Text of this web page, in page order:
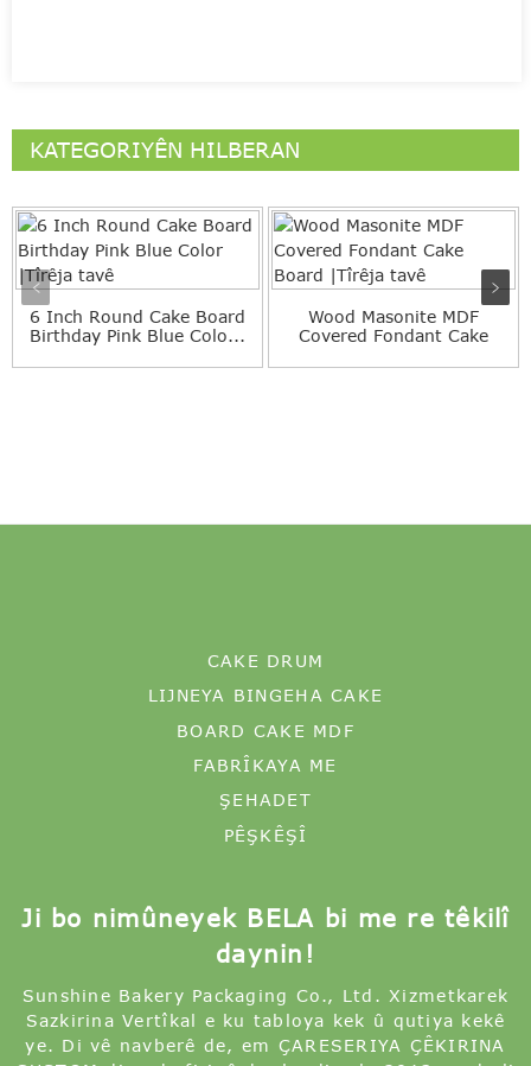
KATEGORIYÊN HILBERAN
6 Inch Round Cake Board
Birthday Pink Blue Colo...
Wood Masonite MDF
Covered Fondant Cake
CAKE DRUM
LIJNEYA BINGEHA CAKE
BOARD CAKE MDF
FABRÎKAYA ME
ŞEHADET
PÊŞKÊŞÎ
Ji bo nimûneyek BELA bi me re têkilî
daynin!
Sunshine Bakery Packaging Co., Ltd. Xizmetkarek
Sazkirina Vertîkal e ku tabloya kek û qutiya kekê
ye. Di vê navberê de, em ÇARESERIYA ÇÊKIRINA